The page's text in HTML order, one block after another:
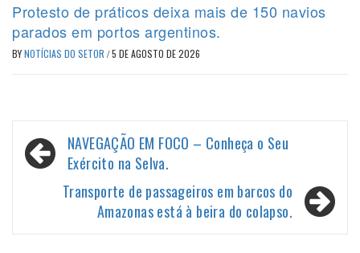
Protesto de práticos deixa mais de 150 navios
parados em portos argentinos.
BYNOTÍCIAS DO SETOR /5 DE AGOSTO DE 2026
Navegação
de
Post
NAVEGAÇÃO EM FOCO – Conheça o Seu
Exército na Selva.
Transporte de passageiros em barcos do
Amazonas está à beira do colapso.